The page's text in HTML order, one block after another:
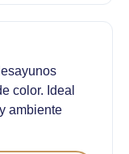
color. Ideal
ambiente